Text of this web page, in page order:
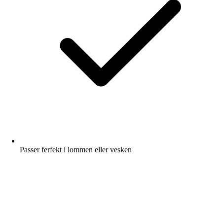
Passer ferfekt i lommen eller vesken